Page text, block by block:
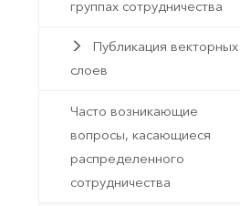
группах сотрудничества
Публикация векторных
слоев
Часто возникающие
вопросы, касающиеся
распределенного
сотрудничества